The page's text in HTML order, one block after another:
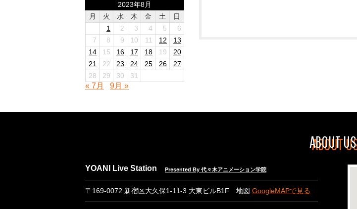
2023年8月
月
火 水 木 金 土
日
1
2 3 4 5
6
7
8 9 10 11 12
13
14
15 16 17 18 19
20
21
22 23 24 25 26
27
28
29 30 31
« 7月 9月 »
ABOUT US
YOANI Live Station Presented By 代々木アニメーション学院
〒169-0072 新宿区大久保1-11-3 大東ビルB1F 地図:GoogleMAPで見る